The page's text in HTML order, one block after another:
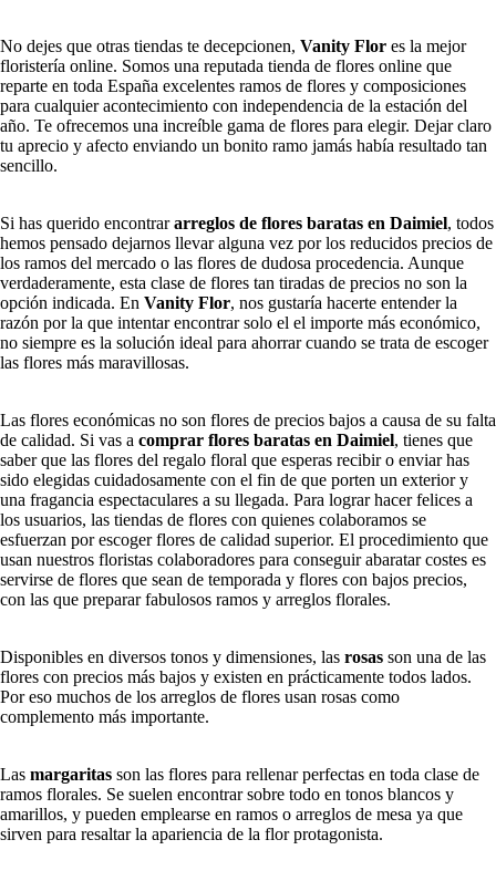
No dejes que otras tiendas te decepcionen, Vanity Flor es la mejor
floristería online. Somos una reputada tienda de flores online que
reparte en toda España excelentes ramos de flores y composiciones
para cualquier acontecimiento con independencia de la estación del
año. Te ofrecemos una increíble gama de flores para elegir. Dejar claro
tu aprecio y afecto enviando un bonito ramo jamás había resultado tan
sencillo.
Si has querido encontrararreglos de flores baratas en Daimiel, todos
hemos pensado dejarnos llevar alguna vez por los reducidos precios de
los ramos del mercado o las flores de dudosa procedencia. Aunque
verdaderamente, esta clase de flores tan tiradas de precios no son la
opción indicada. En Vanity Flor, nos gustaría hacerte entender la
razón por la que intentar encontrar solo el el importe más económico,
no siempre es la solución ideal para ahorrar cuando se trata de escoger
las flores más maravillosas.
Las flores económicas no son flores de precios bajos a causa de su falta
de calidad. Si vas a comprar flores baratas en Daimiel, tienes que
saber que las flores del regalo floral que esperas recibir o enviar has
sido elegidas cuidadosamente con el fin de que porten un exterior y
una fragancia espectaculares a su llegada. Para lograr hacer felices a
los usuarios, las tiendas de flores con quienes colaboramos se
esfuerzan por escoger flores de calidad superior. El procedimiento que
usan nuestros floristas colaboradores para conseguir abaratar costes es
servirse de flores que sean de temporada y flores con bajos precios,
con las que preparar fabulosos ramos y arreglos florales.
Disponibles en diversos tonos y dimensiones, las rosas son una de las
flores con precios más bajos y existen en prácticamente todos lados.
Por eso muchos de los arreglos de flores usan rosas como
complemento más importante.
Las margaritas son las flores para rellenar perfectas en toda clase de
ramos florales. Se suelen encontrar sobre todo en tonos blancos y
amarillos, y pueden emplearse en ramos o arreglos de mesa ya que
sirven para resaltar la apariencia de la flor protagonista.